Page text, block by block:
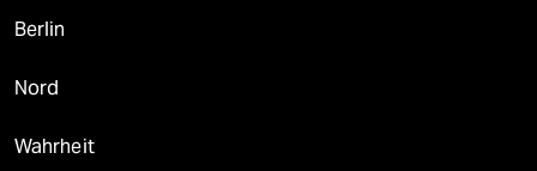
Berlin
Nord
Wahrheit